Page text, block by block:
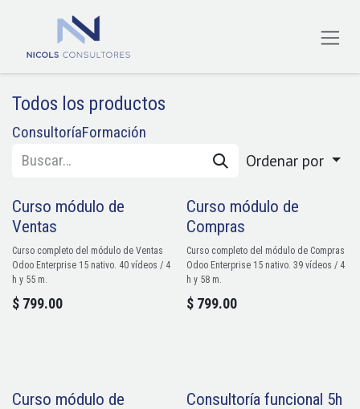
Ir al contenido
Todos los productos
ConsultoríaFormación
Ordenar por
Curso módulo de
Ventas
Curso completo del módulo de Ventas
Odoo Enterprise 15 nativo. 40 vídeos / 4
h y 55 m.
$ 799.00
Curso módulo de
Compras
Curso completo del módulo de Compras
Odoo Enterprise 15 nativo. 39 vídeos / 4
h y 58 m.
$ 799.00
Curso módulo de
Consultoría funcional 5h